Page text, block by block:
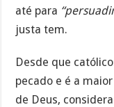
até para
justa tem.
Desde que
pecado e é a
de Deus,